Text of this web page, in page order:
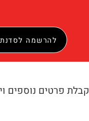
להרשמה לסדנת
פרטים נוספים